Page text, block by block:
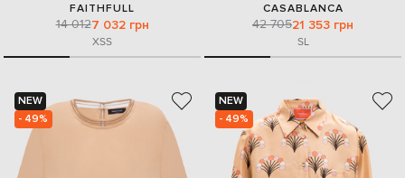
FAITHFULL
14 0127 032 грн
XSS
CASABLANCA
42 70521 353 грн
SL
NEW
- 49%
NEW
- 49%